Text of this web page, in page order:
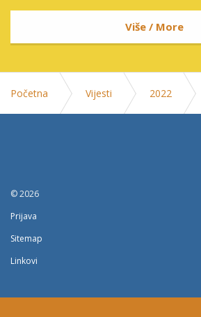
Više / More
Početna Vijesti 2022
© 2026
Prijava
Sitemap
Linkovi